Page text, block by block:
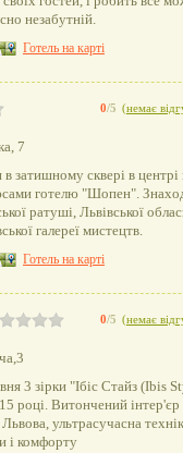
незабутній.
Готель на карті
0/5 (немає
7
затишному сквері в центрі
готелю "Шопен".
ратуші, Львівської
галереї мистецтв.
Готель на карті
0/5 (немає
3 зірки "Ібіс Стайз (Ibis
році. Витончений
ультрасучасна
і комфорту